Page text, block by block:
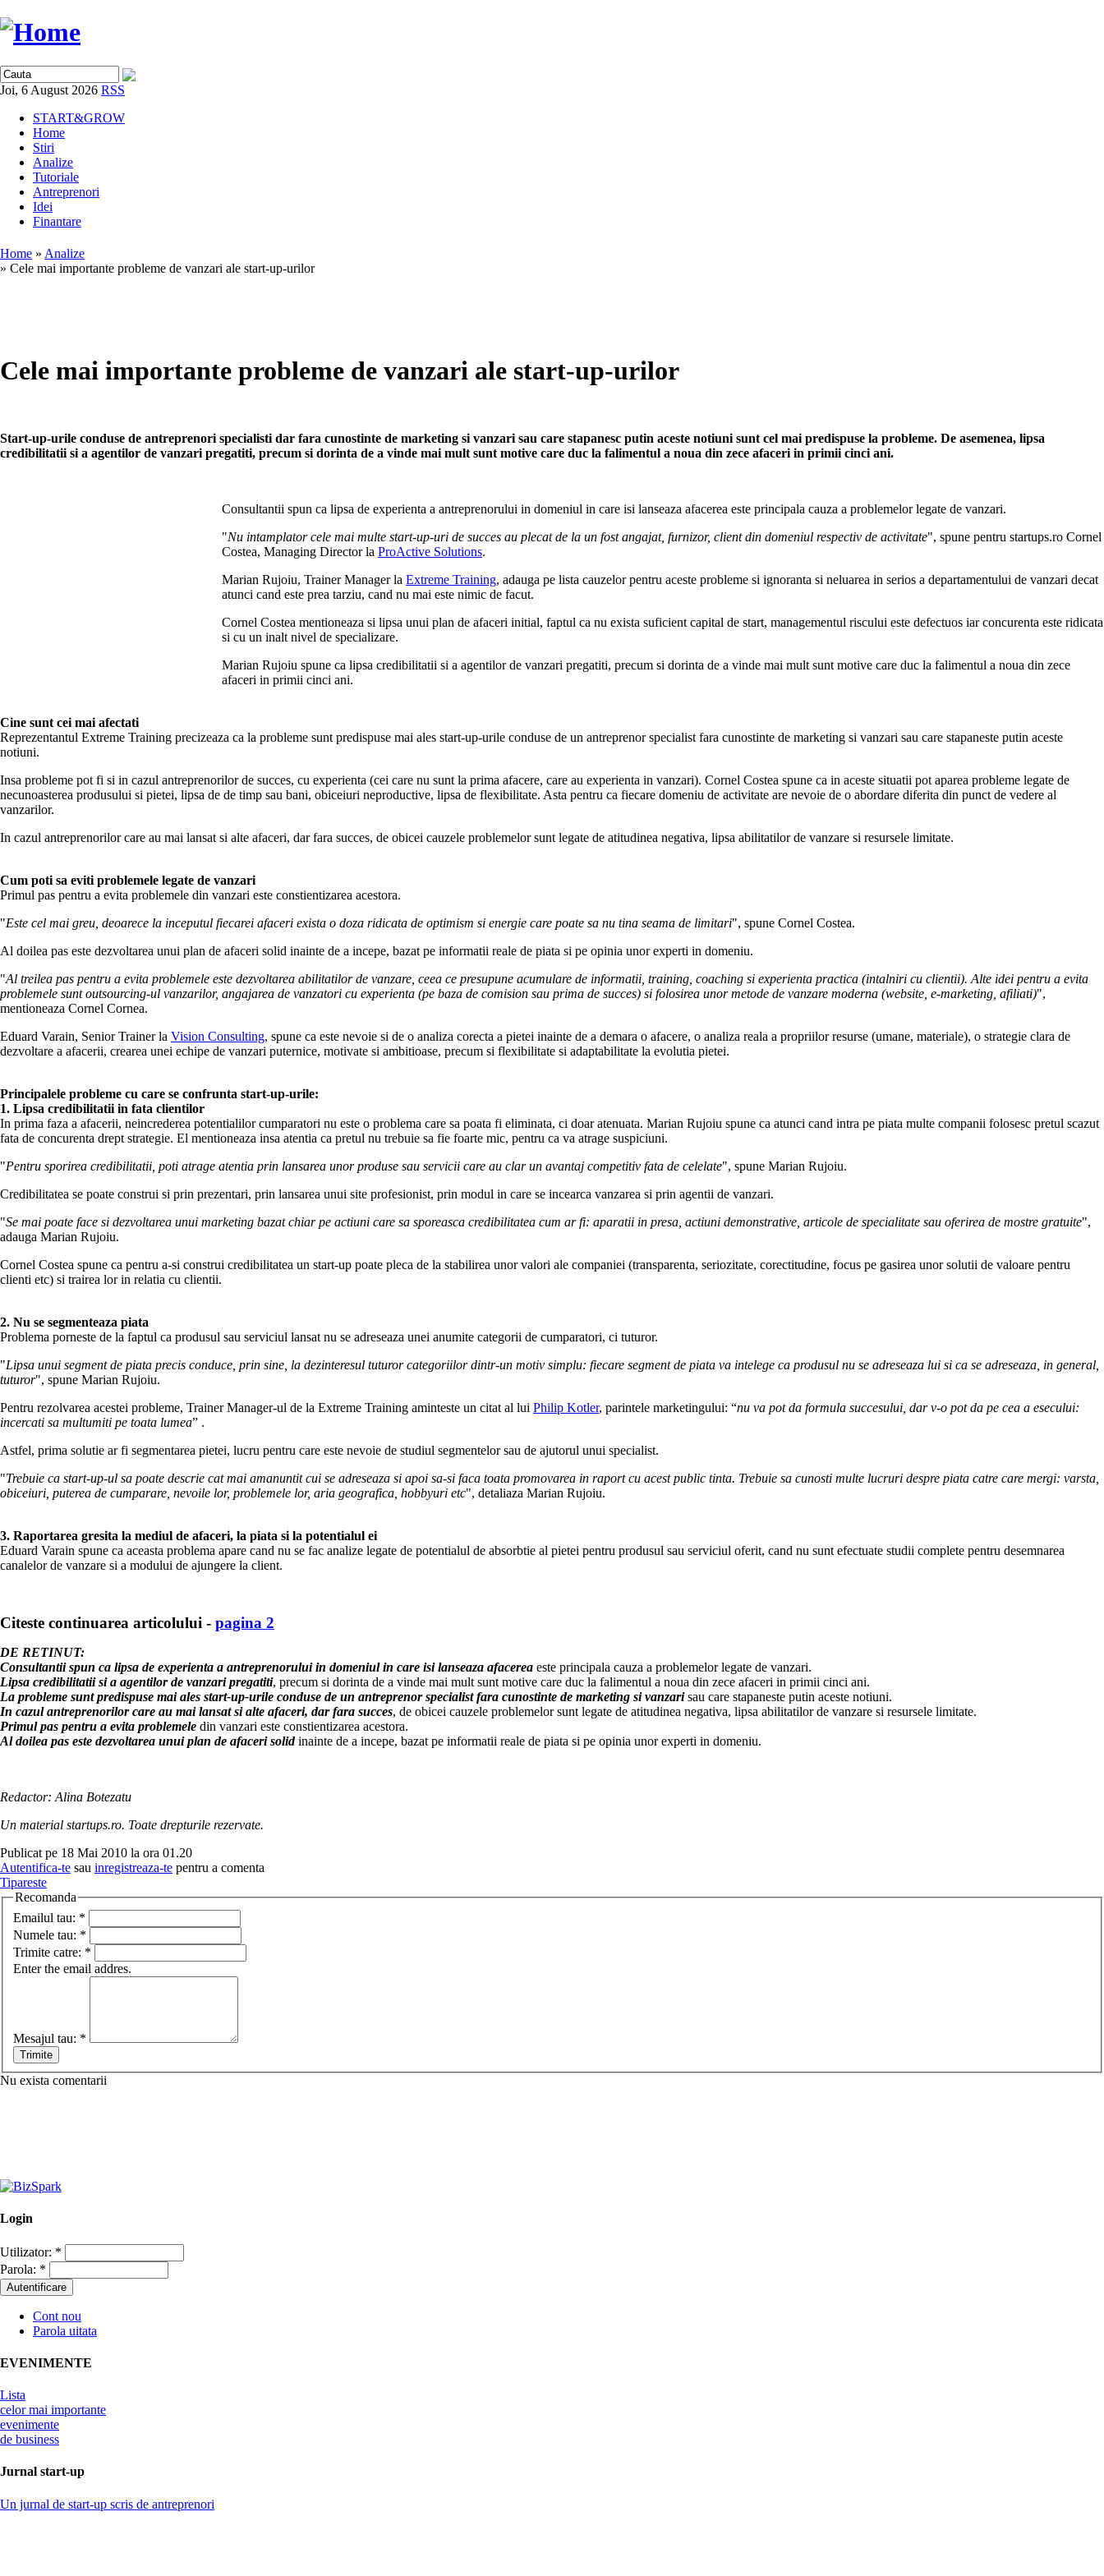
Joi, 6 August 2026 RSS
START&GROW
Home
Stiri
Analize
Tutoriale
Antreprenori
Idei
Finantare
Home » Analize
» Cele mai importante probleme de vanzari ale start-up-urilor
Cele mai importante probleme de vanzari ale start-up-urilor
Start-up-urile conduse de antreprenori specialisti dar fara cunostinte de marketing si vanzari sau care stapanesc putin aceste notiuni sunt cel mai predispuse la probleme. De asemenea, lipsa
credibilitatii si a agentilor de vanzari pregatiti, precum si dorinta de a vinde mai mult sunt motive care duc la falimentul a noua din zece afaceri in primii cinci ani.
Consultantii spun ca lipsa de experienta a antreprenorului in domeniul in care isi lanseaza afacerea este principala cauza a problemelor legate de vanzari.
"Nu intamplator cele mai multe start-up-uri de succes au plecat de la un fost angajat, furnizor, client din domeniul respectiv de activitate", spune pentru startups.ro Cornel
Costea, Managing Director la ProActive Solutions.
Marian Rujoiu, Trainer Manager la Extreme Training, adauga pe lista cauzelor pentru aceste probleme si ignoranta si neluarea in serios a departamentului de vanzari decat
atunci cand este prea tarziu, cand nu mai este nimic de facut.
Cornel Costea mentioneaza si lipsa unui plan de afaceri initial, faptul ca nu exista suficient capital de start, managementul riscului este defectuos iar concurenta este ridicata
si cu un inalt nivel de specializare.
Marian Rujoiu spune ca lipsa credibilitatii si a agentilor de vanzari pregatiti, precum si dorinta de a vinde mai mult sunt motive care duc la falimentul a noua din zece
afaceri in primii cinci ani.
Cine sunt cei mai afectati
Reprezentantul Extreme Training precizeaza ca la probleme sunt predispuse mai ales start-up-urile conduse de un antreprenor specialist fara cunostinte de marketing si vanzari sau care stapaneste putin aceste
notiuni.
Insa probleme pot fi si in cazul antreprenorilor de succes, cu experienta (cei care nu sunt la prima afacere, care au experienta in vanzari). Cornel Costea spune ca in aceste situatii pot aparea probleme legate de
necunoasterea produsului si pietei, lipsa de de timp sau bani, obiceiuri neproductive, lipsa de flexibilitate. Asta pentru ca fiecare domeniu de activitate are nevoie de o abordare diferita din punct de vedere al
vanzarilor.
In cazul antreprenorilor care au mai lansat si alte afaceri, dar fara succes, de obicei cauzele problemelor sunt legate de atitudinea negativa, lipsa abilitatilor de vanzare si resursele limitate.
Cum poti sa eviti problemele legate de vanzari
Primul pas pentru a evita problemele din vanzari este constientizarea acestora.
"Este cel mai greu, deoarece la inceputul fiecarei afaceri exista o doza ridicata de optimism si energie care poate sa nu tina seama de limitari", spune Cornel Costea.
Al doilea pas este dezvoltarea unui plan de afaceri solid inainte de a incepe, bazat pe informatii reale de piata si pe opinia unor experti in domeniu.
"Al treilea pas pentru a evita problemele este dezvoltarea abilitatilor de vanzare, ceea ce presupune acumulare de informatii, training, coaching si experienta practica (intalniri cu clientii). Alte idei pentru a evita
problemele sunt outsourcing-ul vanzarilor, angajarea de vanzatori cu experienta (pe baza de comision sau prima de succes) si folosirea unor metode de vanzare moderna (website, e-marketing, afiliati)",
mentioneaza Cornel Cornea.
Eduard Varain, Senior Trainer la Vision Consulting, spune ca este nevoie si de o analiza corecta a pietei inainte de a demara o afacere, o analiza reala a propriilor resurse (umane, materiale), o strategie clara de
dezvoltare a afacerii, crearea unei echipe de vanzari puternice, motivate si ambitioase, precum si flexibilitate si adaptabilitate la evolutia pietei.
Principalele probleme cu care se confrunta start-up-urile:
1. Lipsa credibilitatii in fata clientilor
In prima faza a afacerii, neincrederea potentialilor cumparatori nu este o problema care sa poata fi eliminata, ci doar atenuata. Marian Rujoiu spune ca atunci cand intra pe piata multe companii folosesc pretul scazut
fata de concurenta drept strategie. El mentioneaza insa atentia ca pretul nu trebuie sa fie foarte mic, pentru ca va atrage suspiciuni.
"Pentru sporirea credibilitatii, poti atrage atentia prin lansarea unor produse sau servicii care au clar un avantaj competitiv fata de celelate", spune Marian Rujoiu.
Credibilitatea se poate construi si prin prezentari, prin lansarea unui site profesionist, prin modul in care se incearca vanzarea si prin agentii de vanzari.
"Se mai poate face si dezvoltarea unui marketing bazat chiar pe actiuni care sa sporeasca credibilitatea cum ar fi: aparatii in presa, actiuni demonstrative, articole de specialitate sau oferirea de mostre gratuite",
adauga Marian Rujoiu.
Cornel Costea spune ca pentru a-si construi credibilitatea un start-up poate pleca de la stabilirea unor valori ale companiei (transparenta, seriozitate, corectitudine, focus pe gasirea unor solutii de valoare pentru
clienti etc) si trairea lor in relatia cu clientii.
2. Nu se segmenteaza piata
Problema porneste de la faptul ca produsul sau serviciul lansat nu se adreseaza unei anumite categorii de cumparatori, ci tuturor.
"Lipsa unui segment de piata precis conduce, prin sine, la dezinteresul tuturor categoriilor dintr-un motiv simplu: fiecare segment de piata va intelege ca produsul nu se adreseaza lui si ca se adreseaza, in general,
tuturor", spune Marian Rujoiu.
Pentru rezolvarea acestei probleme, Trainer Manager-ul de la Extreme Training aminteste un citat al lui Philip Kotler, parintele marketingului: “nu va pot da formula succesului, dar v-o pot da pe cea a esecului:
incercati sa multumiti pe toata lumea” .
Astfel, prima solutie ar fi segmentarea pietei, lucru pentru care este nevoie de studiul segmentelor sau de ajutorul unui specialist.
"Trebuie ca start-up-ul sa poate descrie cat mai amanuntit cui se adreseaza si apoi sa-si faca toata promovarea in raport cu acest public tinta. Trebuie sa cunosti multe lucruri despre piata catre care mergi: varsta,
obiceiuri, puterea de cumparare, nevoile lor, problemele lor, aria geografica, hobbyuri etc", detaliaza Marian Rujoiu.
3. Raportarea gresita la mediul de afaceri, la piata si la potentialul ei
Eduard Varain spune ca aceasta problema apare cand nu se fac analize legate de potentialul de absorbtie al pietei pentru produsul sau serviciul oferit, cand nu sunt efectuate studii complete pentru desemnarea
canalelor de vanzare si a modului de ajungere la client.
Citeste continuarea articolului - pagina 2
DE RETINUT:
Consultantii spun ca lipsa de experienta a antreprenorului in domeniul in care isi lanseaza afacerea este principala cauza a problemelor legate de vanzari.
Lipsa credibilitatii si a agentilor de vanzari pregatiti, precum si dorinta de a vinde mai mult sunt motive care duc la falimentul a noua din zece afaceri in primii cinci ani.
La probleme sunt predispuse mai ales start-up-urile conduse de un antreprenor specialistfara cunostinte de marketing si vanzarisau care stapaneste putin aceste notiuni.
In cazul antreprenorilor care au mai lansat si alte afaceri, dar fara succes, de obicei cauzele problemelor sunt legate de atitudinea negativa, lipsa abilitatilor de vanzare si resursele limitate.
Primul pas pentru a evita problemele din vanzari este constientizarea acestora.
Al doilea pas este dezvoltarea unui plan de afaceri solidinainte de a incepe, bazat pe informatii reale de piata si pe opinia unor experti in domeniu.
Redactor: Alina Botezatu
Un material startups.ro. Toate drepturile rezervate.
Publicat pe 18 Mai 2010 la ora 01.20
Autentifica-te sau inregistreaza-te pentru a comenta
Tipareste
Recomanda
Emailul tau: *
Numele tau: *
Trimite catre: *
Enter the email addres.
Mesajul tau: *
Nu exista comentarii
Login
Utilizator: *
Parola: *
Cont nou
Parola uitata
EVENIMENTE
Lista
celor mai importante
evenimente
de business
Jurnal start-up
Un jurnal de start-up scris de antreprenori